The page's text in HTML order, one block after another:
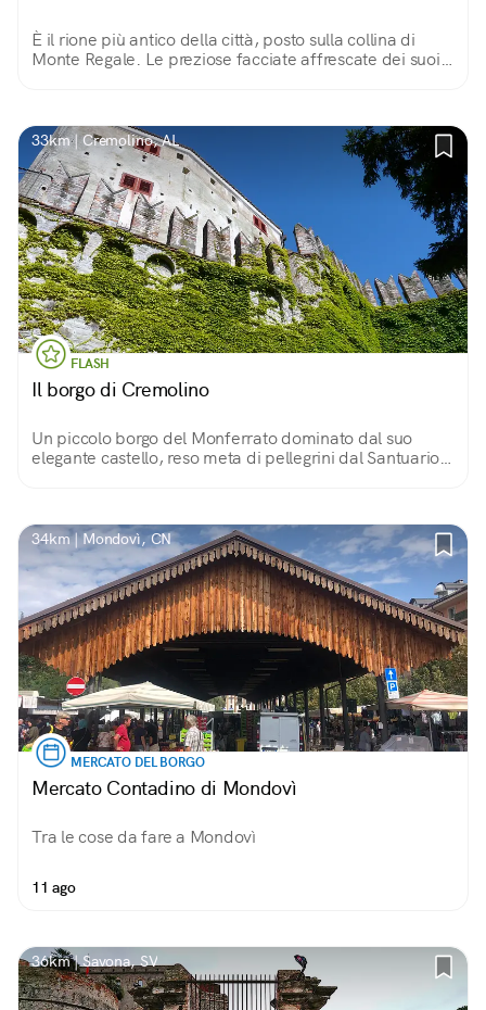
È il rione più antico della città, posto sulla collina di
Monte Regale. Le preziose facciate affrescate dei suoi
33km | Cremolino, AL
FLASH
Il borgo di Cremolino
Un piccolo borgo del Monferrato dominato dal suo
elegante castello, reso meta di pellegrini dal Santuario
34km | Mondovì, CN
MERCATO DEL BORGO
Mercato Contadino di Mondovì
Tra le cose da fare a Mondovì
11 ago
36km | Savona, SV